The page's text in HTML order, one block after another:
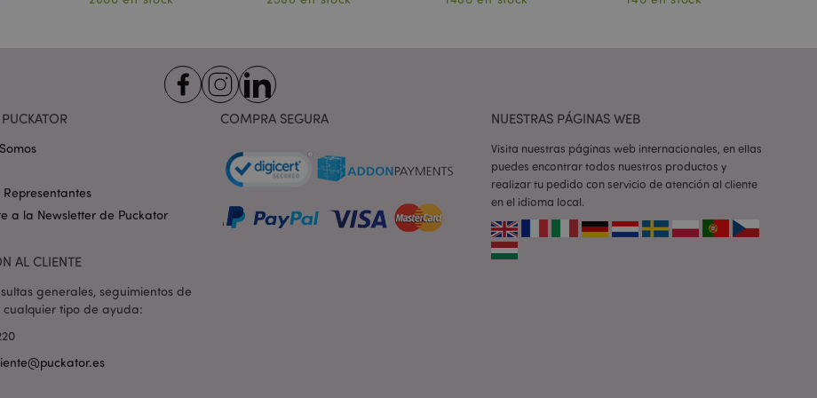
a la Newsletter de Puckator
AL CLIENTE
generales, seguimientos de
cualquier tipo de ayuda:
COMPRA SEGURA NUESTRAS PÁGINAS WEB
Visita nuestras páginas web internacionales, en ellas
puedes encontrar todos nuestros productos y
realizar tu pedido con servicio de atención al cliente
en el idioma local.
.www.puckator.es
1 día 16
horas
las variables de sesión del usuario.
Normalmente es un número generado al azar,
sitio, pero un buen ejemplo es mantener un
estado de inicio de sesión para un usuario
entre páginas.
www.puckator.es
horas
El sistema Magento 2 utiliza la cookie X-
Magento-Vary para resaltar que se ha cambiado
la versión de una página solicitada por un
usuario. Permite tener diferentes versiones de
Adobe Inc.
www.puckator.es